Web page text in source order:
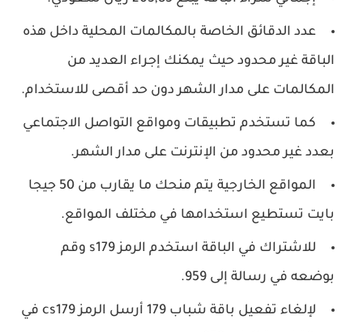
عدد الدقائق الخاصة بالمكالمات المحلية داخل هذه
الباقة غير محدود حيث يمكنك إجراء العديد من
المكالمات على مدار الشهر دون حد أقصى للاستخدام.
كما تستخدم تطبيقات ومواقع التواصل الاجتماعي
بعدد غير محدود من الإنترنت على مدار الشهر.
المواقع الخارجية يتم منحك ما يقارب من 50 جيجا
بايت تستطيع استخدامها في مختلف المواقع.
للاشتراك في الباقة استخدم الرمز s179 وقم
بوضعه في رسالة إلى 959.
لإلغاء تفعيل باقة شباب 179 أرسل الرمز cs179 في